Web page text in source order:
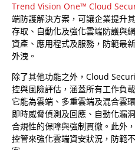
Trend Vision One™ Cloud
端防護解決方案，可讓企業提升
存取、自動化及強化雲端防護與
資產、應用程式及服務，防範最
外洩。
除了其他功能之外，Cloud
控與風險評估，涵蓋所有工作負
它能為雲端、多重雲端及混合雲
即時威脅偵測及回應、自動化漏
合規性的保障與強制貫徹。此外
控管來強化雲端資安狀況，防範